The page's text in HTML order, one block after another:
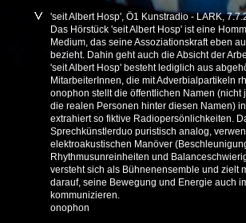
'seit Albert Hosp', Ö1 Kunstradio - LARK,
Das Hörstück 'seit Albert Hosp' ist eine
Medium, das seine Assoziationskraft eben
bezieht. Dahin geht auch die Absicht der
'seit Albert Hosp' besteht lediglich aus
MitarbeiterInnen, die mit Adverbialpartikeln
onophon stellt die öffentlichen Namen (nicht
die realen Personen hinter diesen Namen)
extrahiert so fiktive Radiopersönlichkeiten.
Sprechkünstlerduo puristisch analog,
elektroakustischen Manöver
Rhythmusunreinheiten und
versteht sich als Bühnenensemble und zielt
darauf, seine Bewegung und Energie auch
kommunizieren.
onophon